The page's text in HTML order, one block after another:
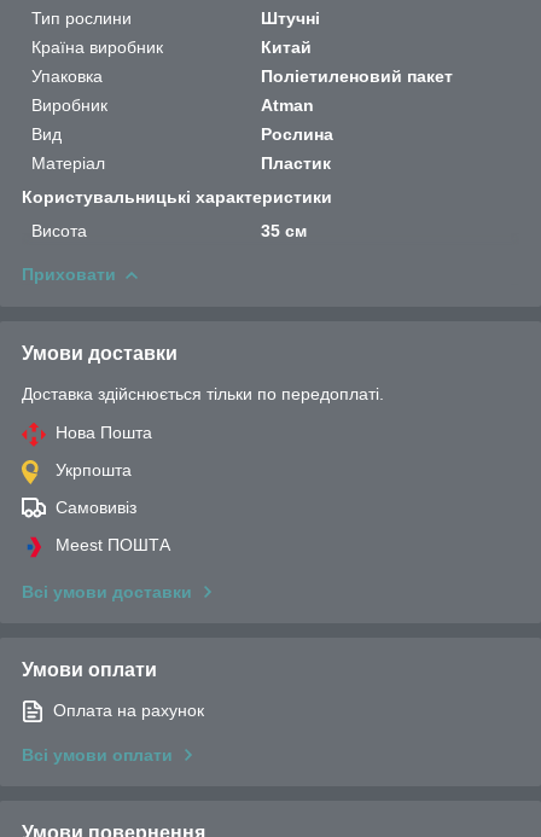
Тип рослини
Штучні
Країна виробник
Китай
Упаковка
Поліетиленовий пакет
Виробник
Atman
Вид
Рослина
Матеріал
Пластик
Користувальницькі характеристики
Висота
35 см
Приховати
Умови доставки
Доставка здійснюється тільки по передоплаті.
Нова Пошта
Укрпошта
Самовивіз
Meest ПОШТА
Всі умови доставки
Умови оплати
Оплата на рахунок
Всі умови оплати
Умови повернення